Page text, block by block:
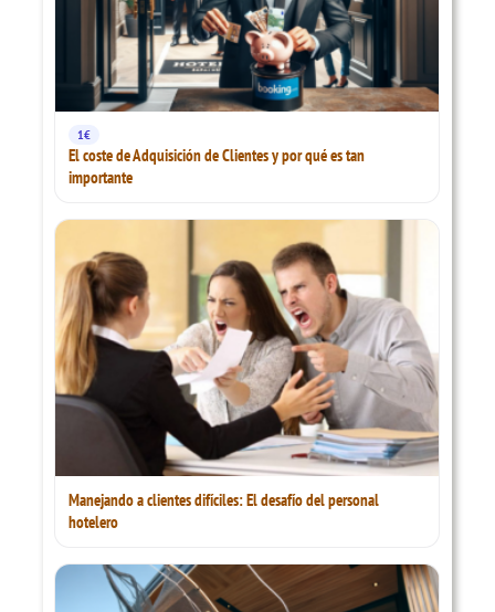
1€
El coste de Adquisición de Clientes y por qué es tan
importante
Manejando a clientes difíciles: El desafío del personal
hotelero